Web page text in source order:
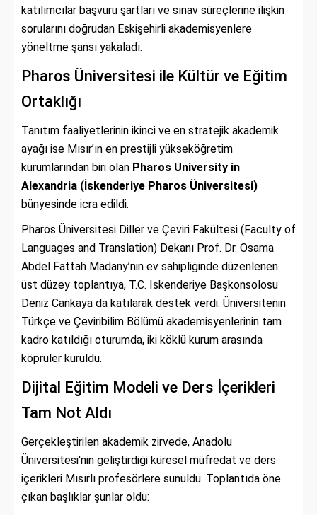
katılımcılar başvuru şartları ve sınav süreçlerine ilişkin
sorularını doğrudan Eskişehirli akademisyenlere
yöneltme şansı yakaladı.
Pharos Üniversitesi ile Kültür ve Eğitim
Ortaklığı
Tanıtım faaliyetlerinin ikinci ve en stratejik akademik
ayağı ise Mısır’ın en prestijli yükseköğretim
kurumlarından biri olan Pharos University in
Alexandria (İskenderiye Pharos Üniversitesi)
bünyesinde icra edildi.
Pharos Üniversitesi Diller ve Çeviri Fakültesi (Faculty of
Languages and Translation) Dekanı Prof. Dr. Osama
Abdel Fattah Madany’nin ev sahipliğinde düzenlenen
üst düzey toplantıya, T.C. İskenderiye Başkonsolosu
Deniz Cankaya da katılarak destek verdi. Üniversitenin
Türkçe ve Çeviribilim Bölümü akademisyenlerinin tam
kadro katıldığı oturumda, iki köklü kurum arasında
köprüler kuruldu.
Dijital Eğitim Modeli ve Ders İçerikleri
Tam Not Aldı
Gerçekleştirilen akademik zirvede, Anadolu
Üniversitesi'nin geliştirdiği küresel müfredat ve ders
içerikleri Mısırlı profesörlere sunuldu. Toplantıda öne
çıkan başlıklar şunlar oldu: